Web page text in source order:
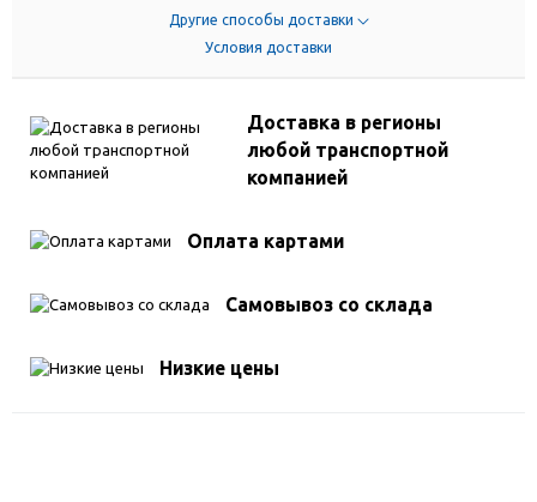
Другие способы доставки
Условия доставки
Доставка в регионы
любой транспортной
компанией
Оплата картами
Самовывоз со склада
Низкие цены